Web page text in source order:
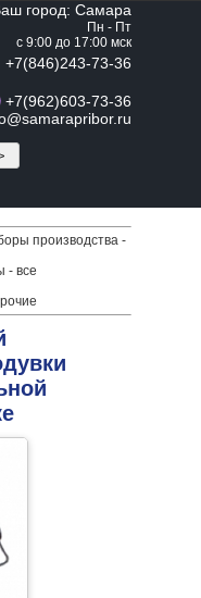
город: Самара
Пн - Пт
с 9:00 до 17:00 мск
+7(846)243-73-36
+7(962)603-73-36
производства -
- все